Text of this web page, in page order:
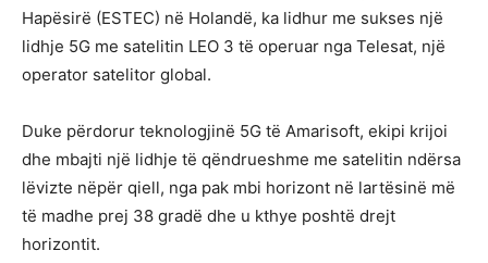
Hapësirë (ESTEC) në Holandë, ka lidhur me sukses një
lidhje 5G me satelitin LEO 3 të operuar nga Telesat, një
operator satelitor global.
Duke përdorur teknologjinë 5G të Amarisoft, ekipi krijoi
dhe mbajti një lidhje të qëndrueshme me satelitin ndërsa
lëvizte nëpër qiell, nga pak mbi horizont në lartësinë më
të madhe prej 38 gradë dhe u kthye poshtë drejt
horizontit.